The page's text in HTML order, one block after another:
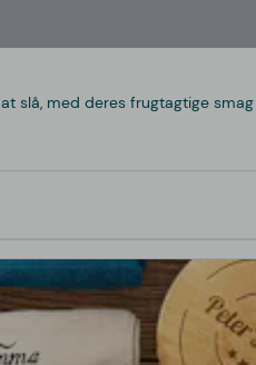
slå, med deres frugtagtige